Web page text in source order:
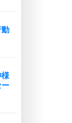
動
様
ー